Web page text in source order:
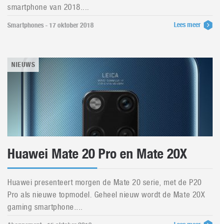
smartphone van 2018....
Smartphones - 17 oktober 2018 Lees meer
NIEUWS
Huawei Mate 20 Pro en Mate 20X
Huawei presenteert morgen de Mate 20 serie, met de P20
Pro als nieuwe topmodel. Geheel nieuw wordt de Mate 20X
gaming smartphone....